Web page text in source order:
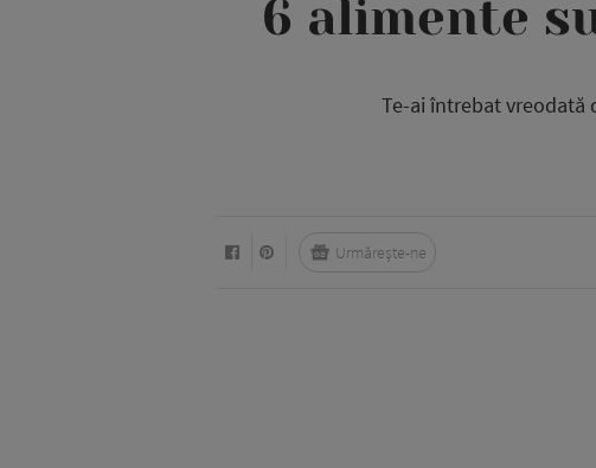
6 alimente
Te-ai întrebat vreodată
Urmărește-ne